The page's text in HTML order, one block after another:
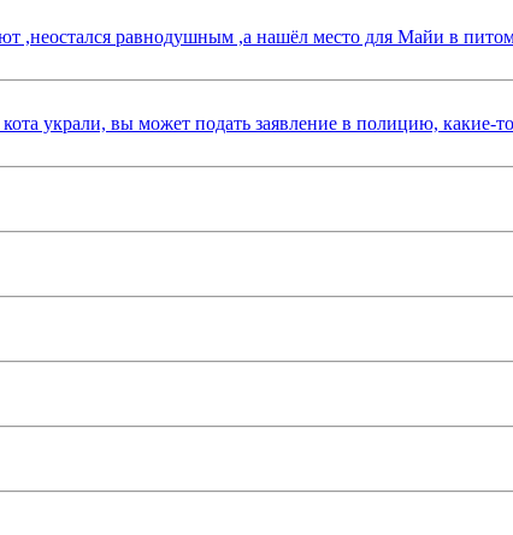
,неостался равнодушным ,а нашёл место для Майи в
украли, вы может подать заявление в полицию, какие-